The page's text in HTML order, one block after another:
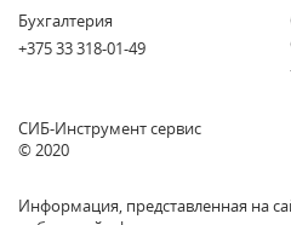
Бухгалтерия
+375 33 318-01-49
СИБ-Инструмент сервис
© 2020
Информация, представленная на